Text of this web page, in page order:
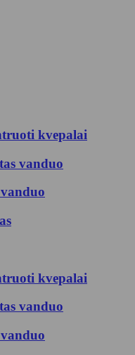
kvepalai
vanduo
kvepalai
vanduo